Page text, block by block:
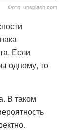
Фото: unsplash.com
Если
одному, то
В таком